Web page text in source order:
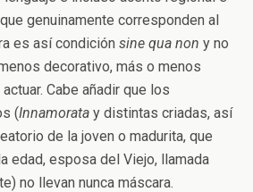
genuinamente corresponden al
es así condición sine qua non y no
decorativo, más o menos
Cabe añadir que los
(Innamorata y distintas criadas, así
de la joven o madurita, que
edad, esposa del Viejo, llamada
no llevan nunca máscara.